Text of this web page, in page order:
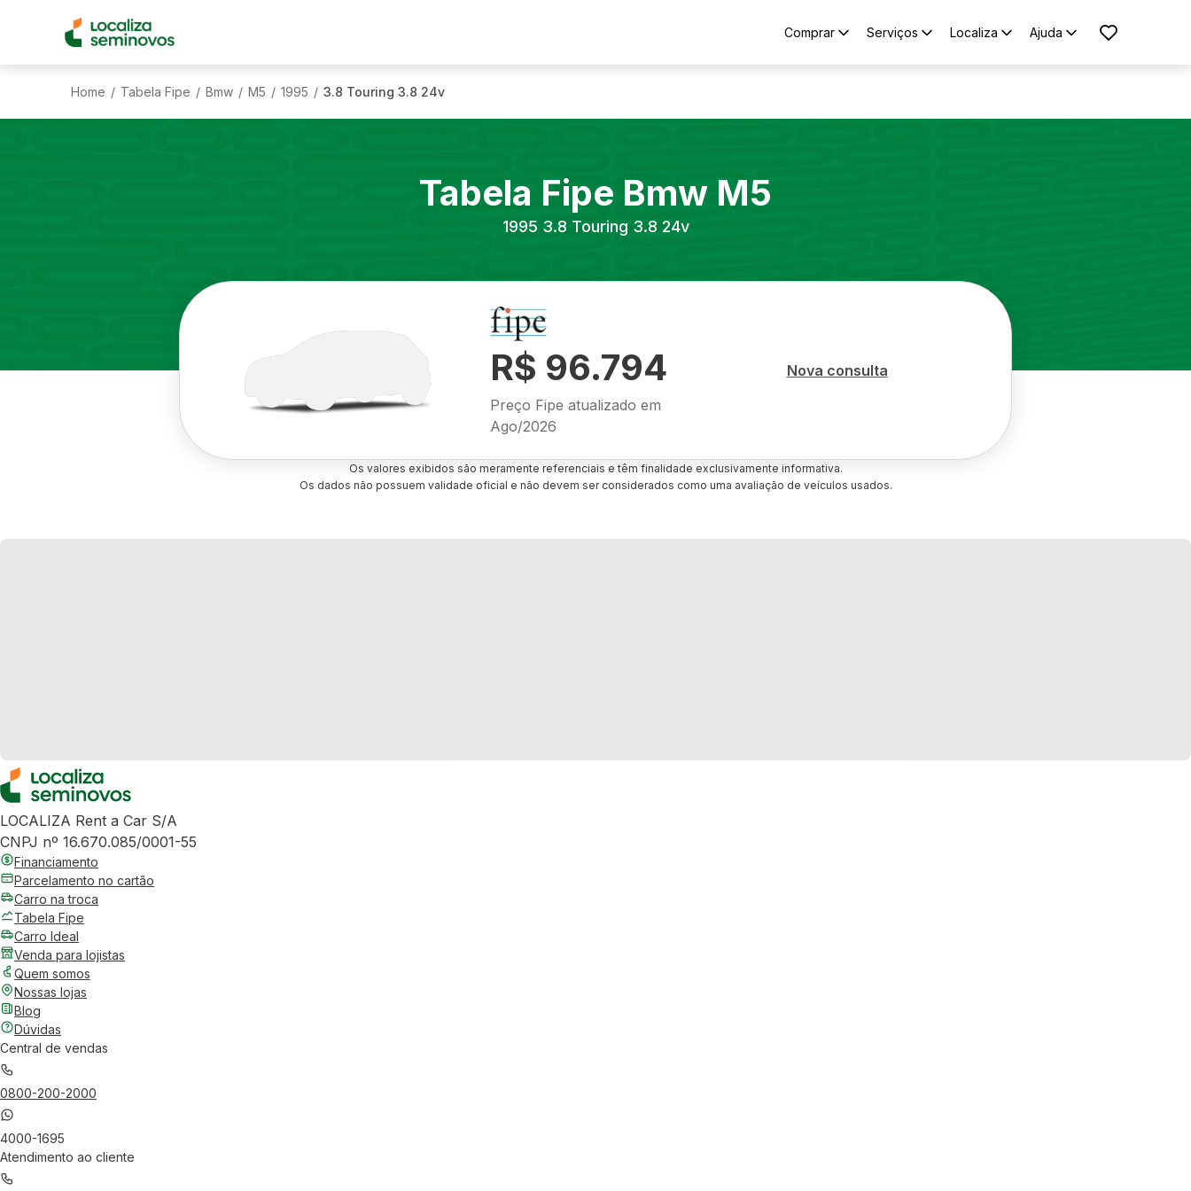
Comprar Serviços Localiza Ajuda
Home / Tabela Fipe / Bmw / M5 / 1995 / 3.8 Touring 3.8 24v
Tabela Fipe Bmw M5
1995 3.8 Touring 3.8 24v
R$ 96.794
Preço Fipe atualizado em
Ago/2026
Nova consulta
Os valores exibidos são meramente referenciais e têm finalidade exclusivamente informativa.
Os dados não possuem validade oficial e não devem ser considerados como uma avaliação de veículos usados.
LOCALIZA Rent a Car S/A
CNPJ nº 16.670.085/0001-55
Financiamento
Parcelamento no cartão
Carro na troca
Tabela Fipe
Carro Ideal
Venda para lojistas
Quem somos
Nossas lojas
Blog
Dúvidas
Central de vendas
0800-200-2000
4000-1695
Atendimento ao cliente